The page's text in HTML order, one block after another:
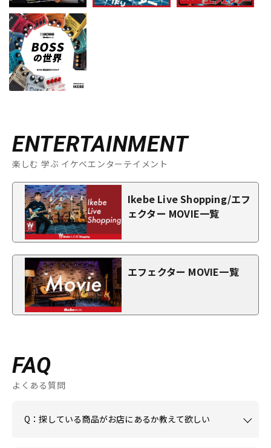
ENTERTAINMENT
楽しむ 学ぶ イケベエンターテイメント
Ikebe Live Shopping/エフ
ェクター MOVIE一覧
エフェクター MOVIE一覧
FAQ
よくある質問
Q：探している商品がお店にあるか教えて欲しい